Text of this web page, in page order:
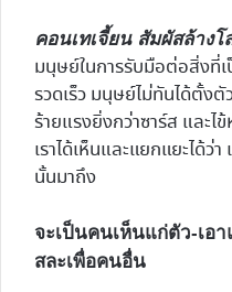
คอนเทเจี้ยน สัมผัสล้างโ
มนุษย์ในการรับมือต่อสิ่งที่
รวดเร็ว มนุษย์ไม่ทันได้ตั้งตั
ร้ายแรงยิ่งกว่าซาร์ส และ
เราได้เห็นและแยกแยะได้ว่
นั้นมาถึง
จะเป็นคนเห็นแก่ตัว-เอา
สละเพื่อคนอื่น